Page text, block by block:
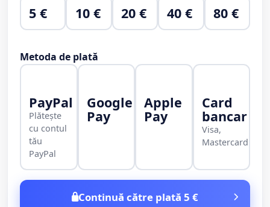
5 € 10 € 20 € 40 € 80 €
Metoda de plată
PayPal
Plătește
cu contul
tău
PayPal
Google
Pay
Apple
Pay
Card
bancar
Visa,
Mastercard
Continuă către plată 5 €